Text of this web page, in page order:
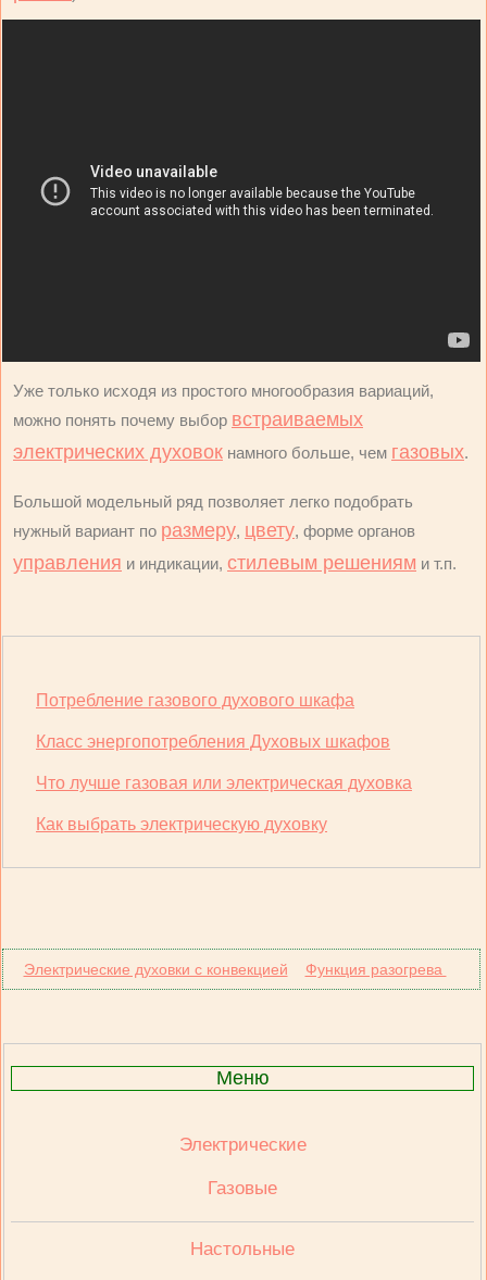
Уже только исходя из простого многообразия вариаций,
можно понять почему выбор встраиваемых
электрических духовок намного больше, чем газовых.
Большой модельный ряд позволяет легко подобрать
нужный вариант по размеру, цвету, форме органов
управления и индикации, стилевым решениям и т.п.
Потребление газового духового шкафа
Класс энергопотребления Духовых шкафов
Что лучше газовая или электрическая духовка
Как выбрать электрическую духовку
Электрические духовки с конвекцией Функция разогрева
Меню
Электрические
Газовые
Настольные